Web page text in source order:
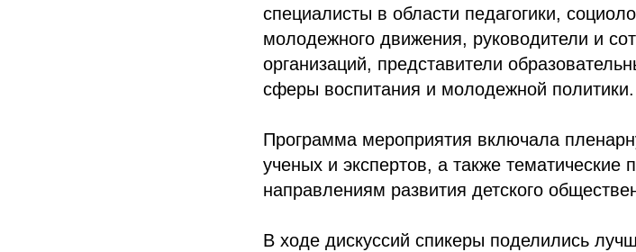
специалисты в области педагогики,
молодежного движения, руководители и
организаций, представители
сферы воспитания и молодежной политики.
Программа мероприятия включала
ученых и экспертов, а также
направлениям развития детского
В ходе дискуссий спикеры поделились